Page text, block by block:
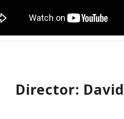
Director: